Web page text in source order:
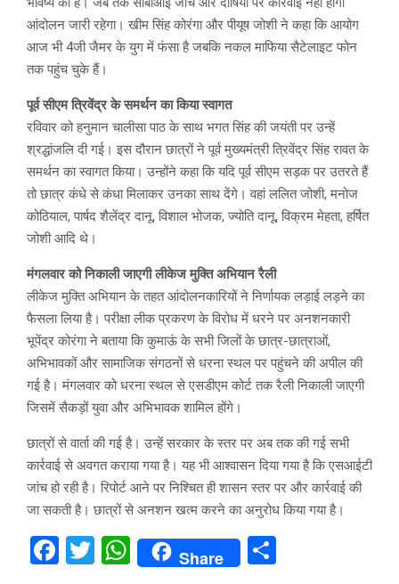
आंदोलन जारी रहेगा। खीम सिंह कोरंगा और पीयूष जोशी ने कहा कि आयोग
आज भी 4जी जैमर के युग में फंसा है जबकि नकल माफिया सैटेलाइट फोन
तक पहुंच चुके हैं।
पूर्व सीएम त्रिवेंद्र के समर्थन का किया स्वागत
रविवार को हनुमान चालीसा पाठ के साथ भगत सिंह की जयंती पर उन्हें
श्रद्धांजलि दी गई। इस दौरान छात्रों ने पूर्व मुख्यमंत्री त्रिवेंद्र सिंह रावत के
समर्थन का स्वागत किया। उन्होंने कहा कि यदि पूर्व सीएम सड़क पर उतरते हैं
तो छात्र कंधे से कंधा मिलाकर उनका साथ देंगे। वहां ललित जोशी, मनोज
कोठियाल, पार्षद शैलेंद्र दानू, विशाल भोजक, ज्योति दानू, विक्रम मेहता, हर्षित
जोशी आदि थे।
मंगलवार को निकाली जाएगी लीकेज मुक्ति अभियान रैली
लीकेज मुक्ति अभियान के तहत आंदोलनकारियों ने निर्णायक लड़ाई लड़ने का
फैसला लिया है। परीक्षा लीक प्रकरण के विरोध में धरने पर अनशनकारी
भूपेंद्र कोरंगा ने बताया कि कुमाऊं के सभी जिलों के छात्र-छात्राओं,
अभिभावकों और सामाजिक संगठनों से धरना स्थल पर पहुंचने की अपील की
गई है। मंगलवार को धरना स्थल से एसडीएम कोर्ट तक रैली निकाली जाएगी
जिसमें सैकड़ों युवा और अभिभावक शामिल होंगे।
छात्रों से वार्ता की गई है। उन्हें सरकार के स्तर पर अब तक की गई सभी
कार्रवाई से अवगत कराया गया है। यह भी आश्वासन दिया गया है कि एसआईटी
जांच हो रही है। रिपोर्ट आने पर निश्चित ही शासन स्तर पर और कार्रवाई की
जा सकती है। छात्रों से अनशन खत्म करने का अनुरोध किया गया है।
F
T
W
Share